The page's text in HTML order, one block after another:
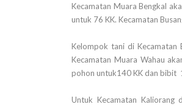
Kecamatan Muara Bengkal
untuk 76 KK. Kecamatan
Kelompok tani di
Kecamatan Muara Wahau
pohon untuk140 KK dan bibit
Untuk Kecamatan